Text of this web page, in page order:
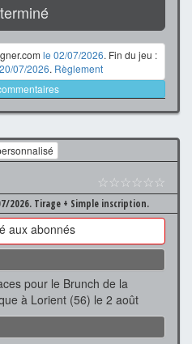
le 02/07/2026. Fin du jeu :
20/07/2026. Règlement
☆☆☆☆☆☆
2026. Tirage + Simple inscription.
aux abonnés
pour le Brunch de la
à Lorient (56) le 2 août